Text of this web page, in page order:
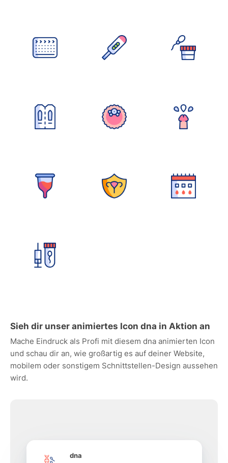
Sieh dir unser animiertes Icon dna in Aktion an
Mache Eindruck als Profi mit diesem dna animierten Icon
und schau dir an, wie großartig es auf deiner Website,
mobilem oder sonstigem Schnittstellen-Design aussehen
wird.
dna